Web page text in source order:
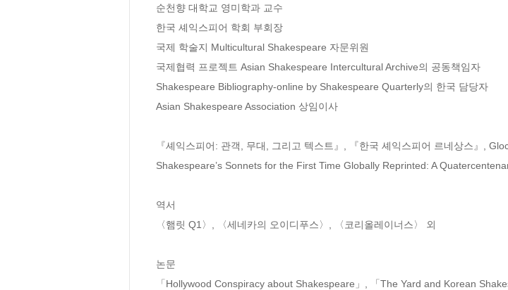
순천향 대학교 영미학과 교수
한국 셰익스피어 학회 부회장
국제 학술지 Multicultural Shakespeare 자문위원
국제협력 프로젝트 Asian Shakespeare Intercultural Archive의 공동책임자
Shakespeare Bibliography-online by Shakespeare Quarterly의 한국 담당자
Asian Shakespeare Association 상임이사
『셰익스피어: 관객, 무대, 그리고 텍스트』, 『한국 셰익스피어 르네상스』,
Shakespeare’s Sonnets for the First Time Globally Reprinted: A
역서
〈햄릿 Q1〉, 〈세네카의 오이디푸스〉, 〈코리올레이너스〉 외
논문
「Hollywood Conspiracy about Shakespeare」, 「The Yard and Korean